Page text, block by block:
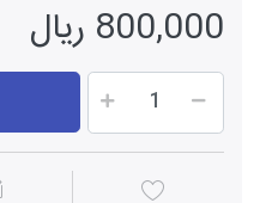
800,000 ریال